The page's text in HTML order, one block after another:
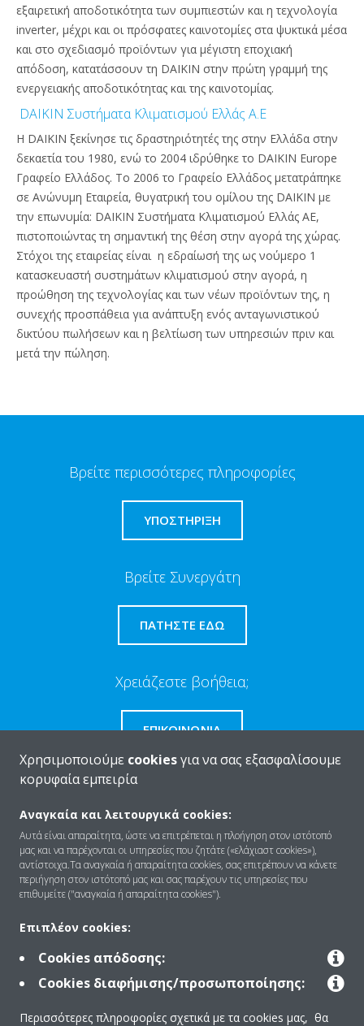
εξαιρετική αποδοτικότητα των συμπιεστών και η τεχνολογία
inverter, μέχρι και οι πρόσφατες καινοτομίες στα ψυκτικά μέσα
και στο σχεδιασμό προϊόντων για μέγιστη εποχιακή
απόδοση, κατατάσσουν τη DAIKIN στην πρώτη γραμμή της
ενεργειακής αποδοτικότητας και της καινοτομίας.
DAIKIN Συστήματα Κλιματισμού Ελλάς Α.Ε
Η DAIKIN ξεκίνησε τις δραστηριότητές της στην Ελλάδα στην
δεκαετία του 1980, ενώ το 2004 ιδρύθηκε το DAIKIN Europe
Γραφείο Ελλάδος. Το 2006 το Γραφείο Ελλάδος μετατράπηκε
σε Ανώνυμη Εταιρεία, θυγατρική του ομίλου της DAIKIN με
την επωνυμία: DAIKIN Συστήματα Κλιματισμού Ελλάς ΑΕ,
πιστοποιώντας τη σημαντική της θέση στην αγορά της χώρας.
Στόχοι της εταιρείας είναι η εδραίωσή της ως νούμερο 1
κατασκευαστή συστημάτων κλιματισμού στην αγορά, η
προώθηση της τεχνολογίας και των νέων προϊόντων της, η
συνεχής προσπάθεια για ανάπτυξη ενός ανταγωνιστικού
δικτύου πωλήσεων και η βελτίωση των υπηρεσιών πριν και
μετά την πώληση.
Βρείτε περισσότερες πληροφορίες
ΥΠΟΣΤΗΡΙΞΗ
Βρείτε Συνεργάτη
ΠΑΤΉΣΤΕ ΕΔΏ
Χρειάζεστε βοήθεια;
ΕΠΙΚΟΙΝΩΝΊΑ
Ποιοι είμαστε
Λύσεις
Επικοινωνία
Προϊόντα
Χρησιμοποιούμε cookiesγια να σας εξασφαλίσουμε
κορυφαία εμπειρία
Αναγκαία και λειτουργικά cookies:
Αυτά είναι απαραίτητα, ώστε να επιτρέπεται η πλοήγηση στον ιστότοπό
μας και να παρέχονται οι υπηρεσίες που ζητάτε («ελάχιαστ cookies»),
αντίστοιχα.Τα αναγκαία ή απαραίτητα cookies, σας επιτρέπουν να κάνετε
περιήγηση στον ιστότοπό μας και σας παρέχουν τις υπηρεσίες που
επιθυμείτε ("αναγκαία ή απαραίτητα cookies").
Επιπλέον cookies:
Cookies απόδοσης:
Cookies διαφήμισης/προσωποποίησης:
Περισσότερες πληροφορίες σχετικά με τα cookies μας, θα